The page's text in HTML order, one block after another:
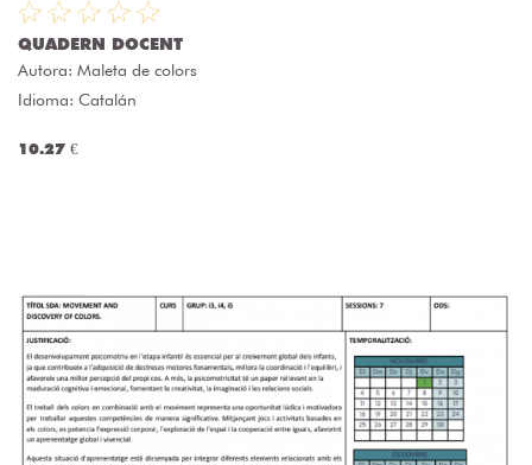
QUADERN DOCENT
Autora: Maleta de colors
Idioma: Catalán
10.27 €